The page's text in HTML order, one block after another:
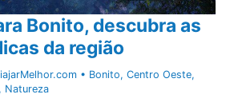
Bonito, descubra as
da região
• Bonito,Centro Oeste,
, Natureza